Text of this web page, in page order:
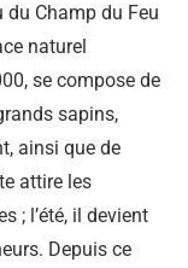
du Champ du Feu
naturel
se compose de
sapins,
ainsi que de
attire les
; l’été, il devient
Depuis ce